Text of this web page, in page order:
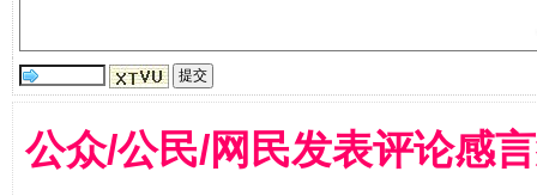
公众/公民/网民发表评论感